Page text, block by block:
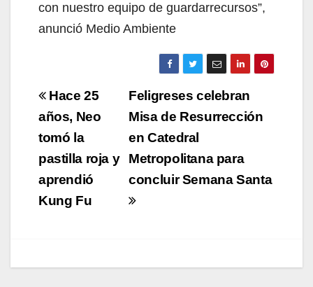
con nuestro equipo de guardarrecursos”,
anunció Medio Ambiente
Navegación
de
entradas
Feligreses celebran
Misa de Resurrección
en Catedral
Metropolitana para
concluir Semana Santa
Hace 25
años, Neo
tomó la
pastilla roja y
aprendió
Kung Fu